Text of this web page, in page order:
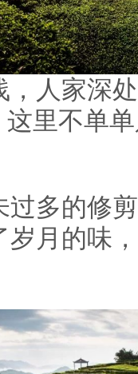
人家深处
这里不单
多的修剪
岁月的味